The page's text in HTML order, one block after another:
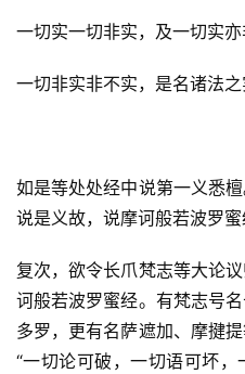
一切实一切非实，及一切实亦
一切非实非不实，是名诸法之
如是等处处经中说第一义悉
说是义故，说摩诃般若波罗蜜
复次，欲令长爪梵志等大论
诃般若波罗蜜经。有梵志号
多罗，更有名萨遮加、摩揵
“一切论可破，一切语可坏